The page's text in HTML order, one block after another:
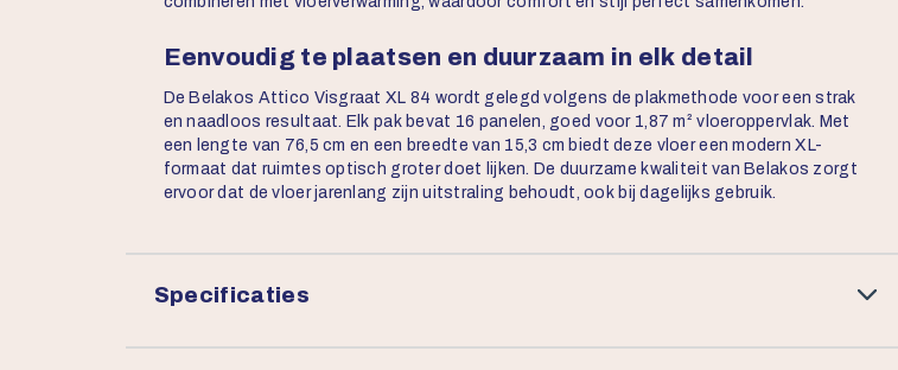
Eenvoudig te plaatsen en duurzaam in elk detail
De Belakos Attico Visgraat XL 84 wordt gelegd volgens de plakmethode voor een strak
en naadloos resultaat. Elk pak bevat 16 panelen, goed voor 1,87 m² vloeroppervlak. Met
een lengte van 76,5 cm en een breedte van 15,3 cm biedt deze vloer een modern XL-
formaat dat ruimtes optisch groter doet lijken. De duurzame kwaliteit van Belakos zorgt
ervoor dat de vloer jarenlang zijn uitstraling behoudt, ook bij dagelijks gebruik.
Specificaties